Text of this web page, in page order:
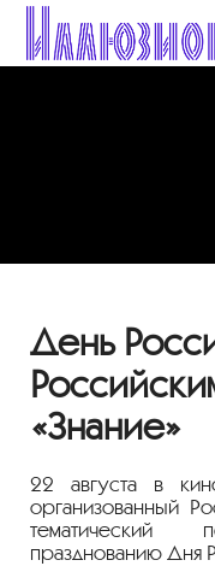
День
«Знание»
22 августа в
организованный
празднованию Дня